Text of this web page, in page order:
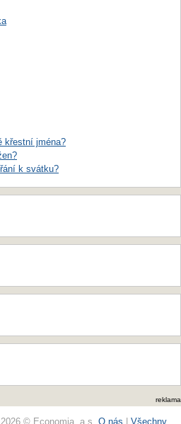
křestní jména?
k svátku?
reklama
© Economia, a.s. O nás Všechny